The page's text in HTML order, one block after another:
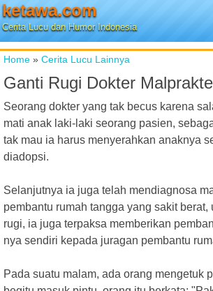
ketawa.com
Cerita Lucu dan Humor Indonesia
Home » Cerita Lucu Lainnya
Ganti Rugi Dokter
Seorang dokter yang tak becus karena
mati anak laki-laki seorang pasien,
tak mau ia harus menyerahkan anaknya
diadopsi.
Selanjutnya ia juga telah mendiagnosa
pembantu rumah tangga yang sakit berat,
rugi, ia juga terpaksa memberikan
nya sendiri kepada juragan pembantu
Pada suatu malam, ada orang mengetuk